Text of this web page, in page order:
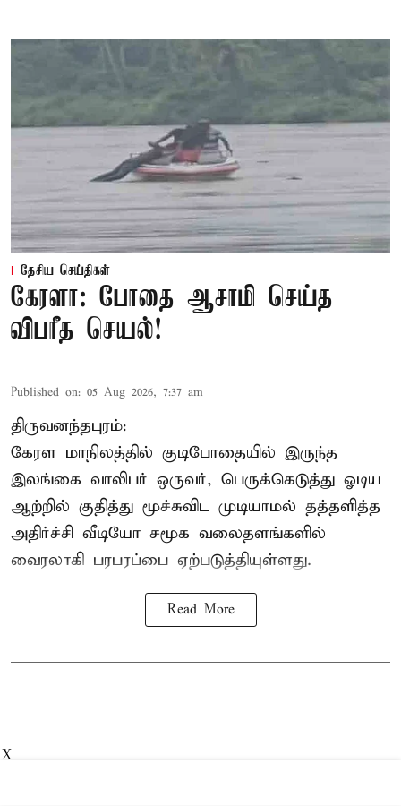
தேசிய செய்திகள்
கேரளா: போதை ஆசாமி செய்த
விபரீத செயல்!
Published on: 05 Aug 2026, 7:37 am
திருவனந்தபுரம்:
கேரள மாநிலத்தில் குடிபோதையில் இருந்த
இலங்கை வாலிபர் ஒருவர், பெருக்கெடுத்து ஓடிய
ஆற்றில் குதித்து மூச்சுவிட முடியாமல் தத்தளித்த
அதிர்ச்சி வீடியோ சமூக வலைதளங்களில்
வைரலாகி பரபரப்பை ஏற்படுத்தியுள்ளது.
Read More
X